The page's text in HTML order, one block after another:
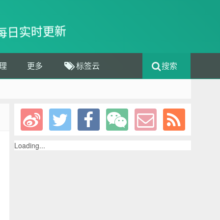
日实时更新
更多 标签云 搜索
Loading...